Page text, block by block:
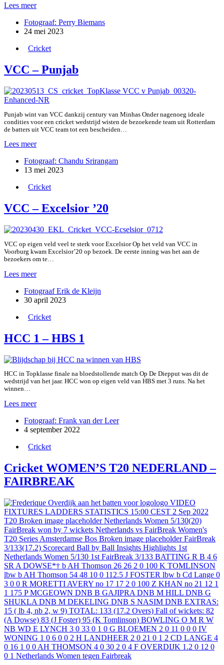
Lees meerNederland
–
Italië:
Fotograaf: Perry Biemans
24 mei 2023
Cricket
VCC – Punjab
Punjab wint van VCC dankzij century van Minhas Onder nagenoeg ideale
condities voor een cricket wedstrijd wisten de bezoekende team uit Rotterdam
de batters uit VCC team tot een bescheiden…
Lees meerVCC
Punjab
Fotograaf: Chandu Srirangam
13 mei 2023
Cricket
VCC – Excelsior ’20
VCC op eigen veld veel te sterk voor Excelsior Op het veld van VCC in
Voorburg kwam Excelsior’20 op bezoek. De eerste inning was het aan de
bezoekers om te…
Lees meerVCC
Excelsior
’20
Fotograaf Erik de Kleijn
30 april 2023
Cricket
HCC 1 – HBS 1
HCC in Topklasse finale na bloedstollende match Op De Diepput was dit de
wedstrijd van het jaar. HCC won op eigen veld van HBS met 3 runs. Na het
winnen…
Lees meerHCC
–
HBS
Fotograaf: Frank van der Leer
4 september 2022
Cricket
Cricket WOMEN’S T20 NEDERLAND –
FAIRBREAK